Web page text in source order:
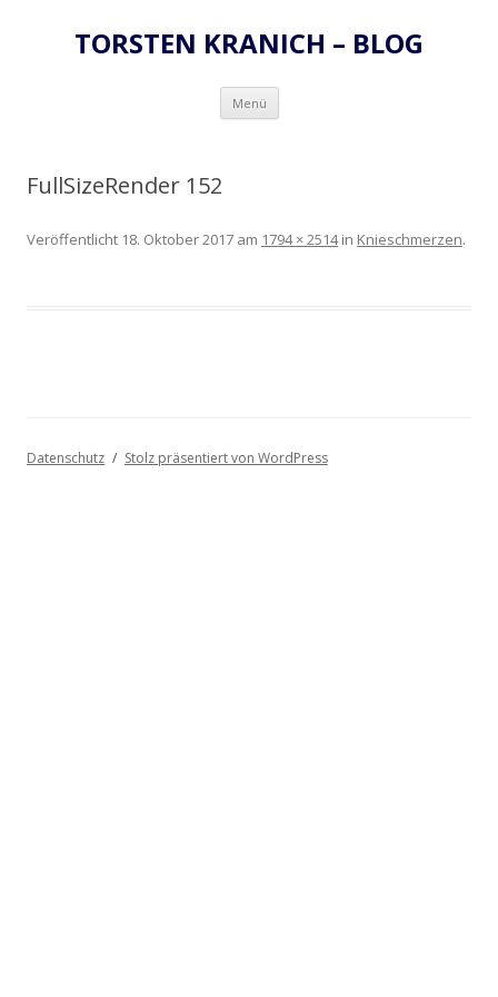
TORSTEN KRANICH – BLOG
Menü Zum
springen
FullSizeRender 152
Veröffentlicht 18. Oktober 2017 am 1794 × 2514in Knieschmerzen.
Datenschutz Stolz präsentiert von WordPress